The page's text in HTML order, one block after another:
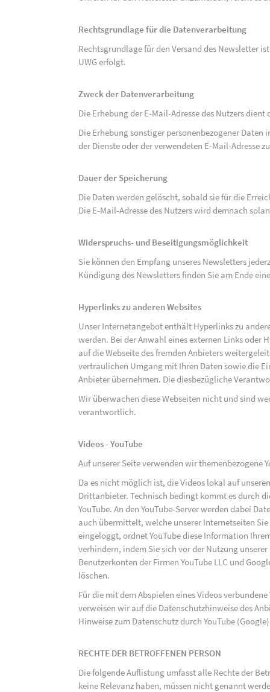
Rechtsgrundlage für die Datenverarbeitung
Rechtsgrundlage für den Versand des Newsletter ist
UWG erfolgt.
Zweck der Datenverarbeitung
Die Erhebung der E-Mail-Adresse des Nutzers
Die Erhebung sonstiger personenbezogener
der Dienste oder der verwendeten E-Mail-Adresse
Dauer der Speicherung
Die Daten werden gelöscht, sobald sie für die
Die E-Mail-Adresse des Nutzers wird demnach
Widerspruchs- und Beseitigungsmöglichkeit
Sie können den Empfang unseres Newsletters
Kündigung des Newsletters finden Sie am Ende
Hyperlinks zu anderen Websites
Unser Internetangebot enthält Hyperlinks zu
werden. Bei der Anwahl eines externen Links oder
auf die Webseite des fremden Anbieters
vertraulichen Umgang mit Ihren Daten sowie die
Anbieter übernehmen. Die diesbezügliche
Wir überwachen diese Webseiten nicht und sind
verantwortlich.
Videos - YouTube
Auf unserer Seite verwenden wir
Da es nicht möglich ist, die Videos lokal auf
Drittanbieter. Technisch bedingt kommt es durch
YouTube. An den YouTube-Server werden dabei
auch übermittelt, welche unserer Internetseiten
eingeloggt, ordnet YouTube diese Information
verhindern, indem Sie sich vor der Nutzung
Benutzerkonten der Firmen YouTube LLC und
löschen.
Für die mit dem Abspielen eines Videos
verweisen wir auf die Datenschutzhinweise des
Hinweise zum Datenschutz durch YouTube
RECHTE DER BETROFFENEN PERSON
Die folgende Auflistung umfasst alle Rechte der
keine Relevanz haben, müssen nicht genannt